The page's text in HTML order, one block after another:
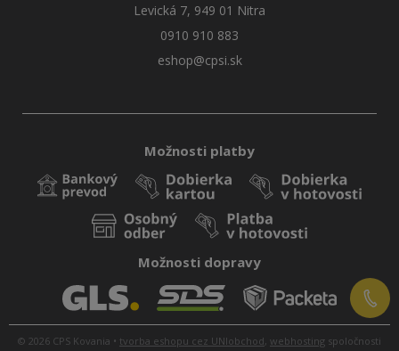
Levická 7, 949 01 Nitra
0910 910 883
eshop@cpsi.sk
Možnosti platby
Možnosti dopravy
© 2026 CPS Kovania • tvorba eshopu cez UNIobchod, webhosting spoločnosti